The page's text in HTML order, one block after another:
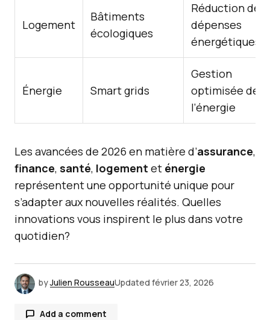
Logement
Bâtiments
écologiques
Réduction des
dépenses
énergétiques
Énergie Smart grids
Gestion
optimisée de
l’énergie
Les avancées de 2026 en matière d’assurance,
finance, santé, logement et énergie
représentent une opportunité unique pour
s’adapter aux nouvelles réalités. Quelles
innovations vous inspirent le plus dans votre
quotidien?
byJulien RousseauUpdated février 23, 2026
Add a comment